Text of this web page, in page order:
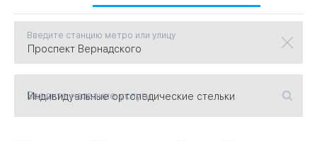
ЗАО 03
09 Университет
Введите станцию метро или улицу
Введите название услуги